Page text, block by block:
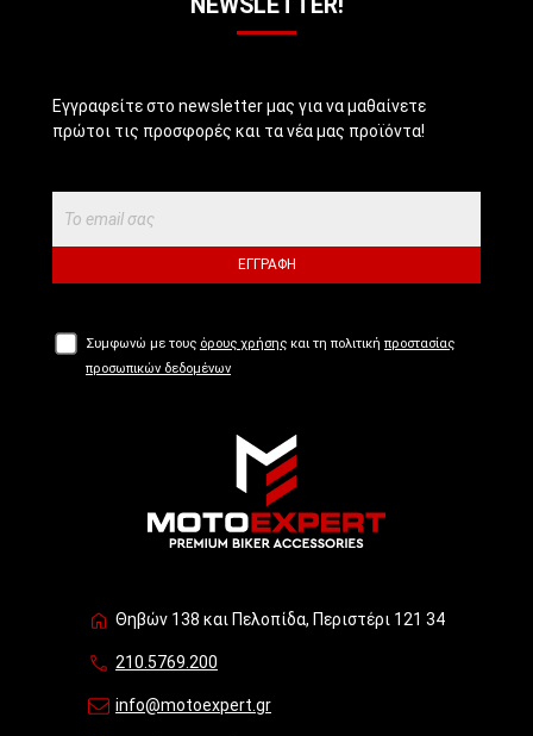
Εγγραφείτε στο newsletter μας για να μαθαίνετε
πρώτοι τις προσφορές και τα νέα μας προϊόντα!
ΕΓΓΡΑΦΉ
Συμφωνώ με τους όρους χρήσης και τη πολιτική προστασίας
προσωπικών δεδομένων
Θηβών 138 και Πελοπίδα, Περιστέρι 121 34
210.5769.200
info@motoexpert.gr